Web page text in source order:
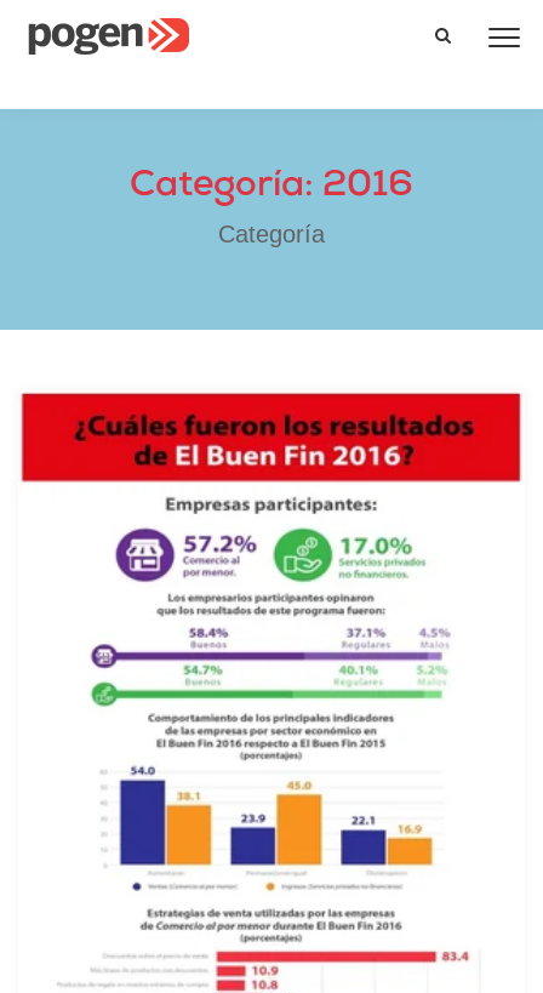
Categoría: 2016
Categoría